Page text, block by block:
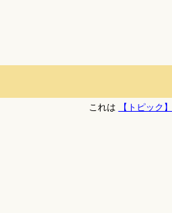
これは 【トピック】